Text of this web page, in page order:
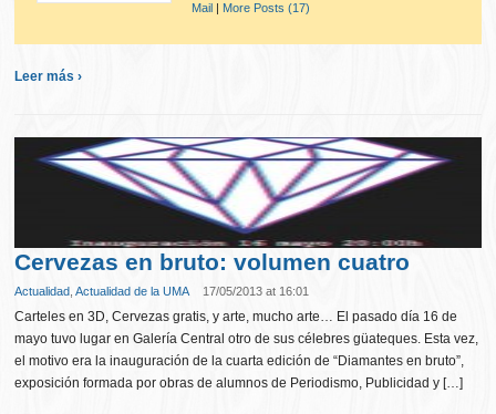
Mail | More Posts (17)
Leer más ›
Cervezas en bruto: volumen cuatro
Actualidad ,Actualidad de la UMA 17/05/2013 at 16:01
Carteles en 3D, Cervezas gratis, y arte, mucho arte… El pasado día 16 de
mayo tuvo lugar en Galería Central otro de sus célebres güateques. Esta vez,
el motivo era la inauguración de la cuarta edición de “Diamantes en bruto”,
exposición formada por obras de alumnos de Periodismo, Publicidad y […]